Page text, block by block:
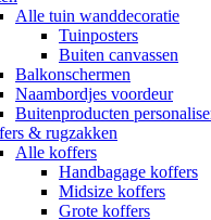
Alle tuin wanddecoratie
Tuinposters
Buiten canvassen
Balkonschermen
Naambordjes voordeur
Buitenproducten
& rugzakken
Alle koffers
Handbagage koffers
Midsize koffers
Grote koffers